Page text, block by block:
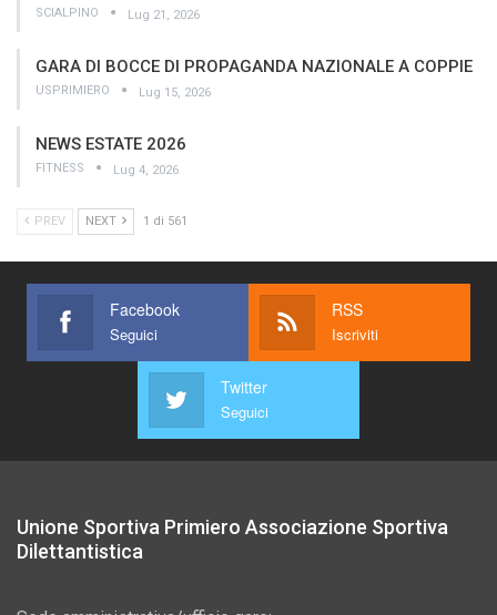
SCIALPINO Lug 21, 2026
GARA DI BOCCE DI PROPAGANDA NAZIONALE A COPPIE
USPRIMIERO Lug 15, 2026
NEWS ESTATE 2026
FITNESS Lug 4, 2026
PREV NEXT 1 di 561
Facebook
Seguici
RSS
Iscriviti
Twitter
Seguici
Unione Sportiva Primiero Associazione Sportiva
Dilettantistica